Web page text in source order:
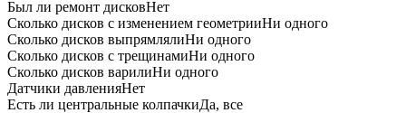
Был ли ремонт дисковНет
Сколько дисков с изменением геометрииНи одного
Сколько дисков выпрямлялиНи одного
Сколько дисков с трещинамиНи одного
Сколько дисков варилиНи одного
Датчики давленияНет
Есть ли центральные колпачкиДа, все